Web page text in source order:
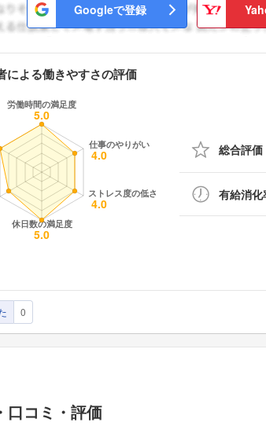
Googleで登録
による働きやすさの評価
総合評価
有給消化
0
口コミ・評価